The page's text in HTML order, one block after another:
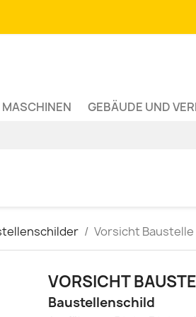
GEBÄUDE UND
Vorsicht Baustelle
VORSICHT
Baustellenschild